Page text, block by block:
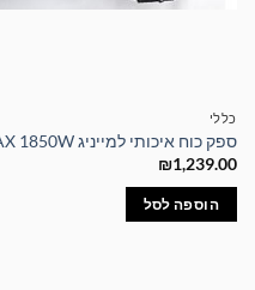
כללי
ספק כוח איכותי למייניג ZUMAX 1850W
₪1,239.00
הוספה לסל